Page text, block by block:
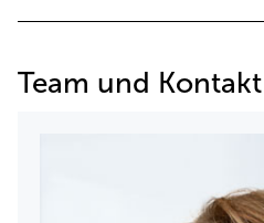
Team und Kontakt